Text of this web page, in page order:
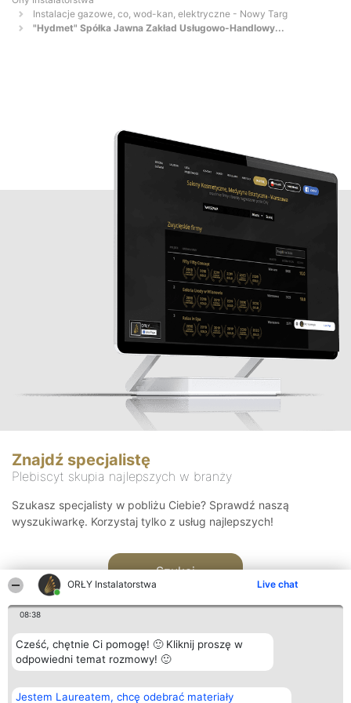
ORŁY Instalatorstwa Live chat
08:38
Cześć, chętnie Ci pomogę! 🙂 Kliknij proszę w
odpowiedni temat rozmowy! 🙂
Jestem Laureatem, chcę odebrać materiały
Instalacje gazowe, co, wod-kan, elektryczne - Nowy Targ
"Hydmet" Spółka Jawna Zakład Usługowo-Handlowy‎...
Znajdź specjalistę
Plebiscyt skupia najlepszych w branży
Szukasz specjalisty w pobliżu Ciebie? Sprawdź naszą
wyszukiwarkę. Korzystaj tylko z usług najlepszych!
Szukaj
Organizator plebiscytu
Bright Side Solutions sp. z o.
Plebiscyt
Laureaci
Kontakt
Kontakt